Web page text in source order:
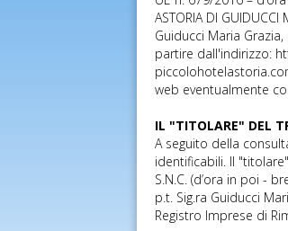
ASTORIA DI
Guiducci Maria
partire dall'indirizzo:
web eventualmente
IL "TITOLARE" DEL
A seguito della
identificabili. Il "titolare"
S.N.C. (d’ora in poi -
p.t. Sig.ra Guiducci
Registro Imprese di